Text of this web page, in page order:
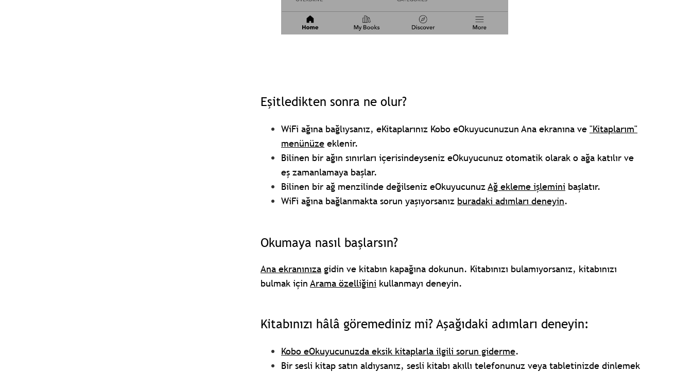
Eşitledikten sonra ne olur?
WiFi ağına bağlıysanız, eKitaplarınız Kobo eOkuyucunuzun Ana ekranına ve "Kitaplarım"
menünüze eklenir.
Bilinen bir ağın sınırları içerisindeyseniz eOkuyucunuz otomatik olarak o ağa katılır ve
eş zamanlamaya başlar.
Bilinen bir ağ menzilinde değilseniz eOkuyucunuzAğ ekleme işlemini başlatır.
WiFi ağına bağlanmakta sorun yaşıyorsanız buradaki adımları deneyin.
Okumaya nasıl başlarsın?
Ana ekranınıza gidin ve kitabın kapağına dokunun. Kitabınızı bulamıyorsanız, kitabınızı
bulmak için Arama özelliğini kullanmayı deneyin.
Kitabınızı hâlâ göremediniz mi? Aşağıdaki adımları deneyin:
Kobo eOkuyucunuzda eksik kitaplarla ilgili sorun giderme.
Bir sesli kitap satın aldıysanız, sesli kitabı akıllı telefonunuz veya tabletinizde dinlemek